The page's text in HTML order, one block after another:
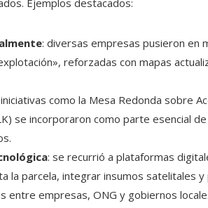
: diversas empresas pusieron en
reforzadas con mapas
como la Mesa Redonda sobre
se incorporaron como parte esencial
: se recurrió a plataformas
la parcela, integrar insumos satelitales
entre empresas, ONG y gobiernos